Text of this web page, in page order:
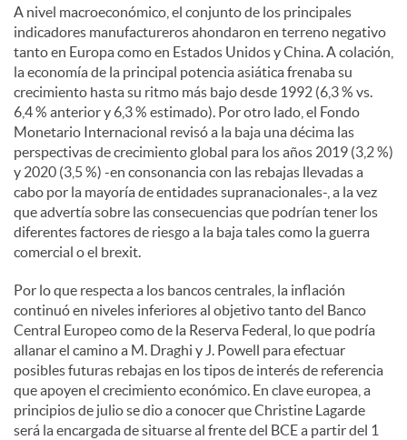
o
s
A nivel macroeconómico, el conjunto de los principales
indicadores manufactureros ahondaron en terreno negativo
tanto en Europa como en Estados Unidos y China. A colación,
la economía de la principal potencia asiática frenaba su
crecimiento hasta su ritmo más bajo desde 1992 (6,3 % vs.
6,4 % anterior y 6,3 % estimado). Por otro lado, el Fondo
Monetario Internacional revisó a la baja una décima las
perspectivas de crecimiento global para los años 2019 (3,2 %)
y 2020 (3,5 %) -en consonancia con las rebajas llevadas a
cabo por la mayoría de entidades supranacionales-, a la vez
que advertía sobre las consecuencias que podrían tener los
diferentes factores de riesgo a la baja tales como la guerra
comercial o el brexit.
Por lo que respecta a los bancos centrales, la inflación
continuó en niveles inferiores al objetivo tanto del Banco
Central Europeo como de la Reserva Federal, lo que podría
allanar el camino a M. Draghi y J. Powell para efectuar
posibles futuras rebajas en los tipos de interés de referencia
que apoyen el crecimiento económico. En clave europea, a
principios de julio se dio a conocer que Christine Lagarde
será la encargada de situarse al frente del BCE a partir del 1